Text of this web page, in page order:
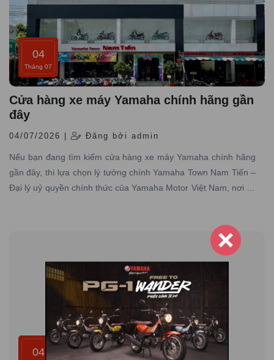
04
Tháng 07
Cửa hàng xe máy Yamaha chính hãng gần
đây
04/07/2026 | Đăng bởi admin
Nếu bạn đang tìm kiếm cửa hàng xe máy Yamaha chính hãng
gần đây, thì lựa chọn lý tưởng chính Yamaha Town Nam Tiến –
Đại lý uỷ quyền chính thức của Yamaha Motor Việt Nam, nơi có
04